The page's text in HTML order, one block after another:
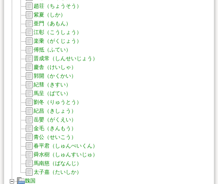
趙荘（ちょうそう）
紫夏（しか）
亜門（あもん）
江彰（こうしょう）
楽乗（がくじょう）
傅抵（ふてい）
晋成常（しんせいじょう）
慶舎（けいしゃ）
郭開（かくかい）
紀彗（きすい）
馬呈（ばてい）
劉冬（りゅうとう）
紀昌（きしょう）
岳嬰（がくえい）
金毛（きんもう）
青公（せいこう）
春平君（しゅんぺいくん）
舜水樹（しゅんすいじゅ）
馬南慈（ばなんじ）
太子嘉（たいしか）
魏国